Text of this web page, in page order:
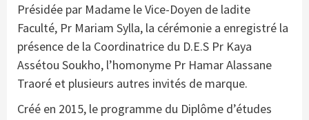
Présidée par Madame le Vice-Doyen de ladite
Faculté, Pr Mariam Sylla, la cérémonie a enregistré la
présence de la Coordinatrice du D.E.S Pr Kaya
Assétou Soukho, l’homonyme Pr Hamar Alassane
Traoré et plusieurs autres invités de marque.
Créé en 2015, le programme du Diplôme d’études